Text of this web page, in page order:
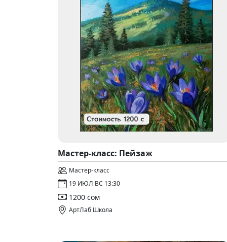
Мастер-класс: Пейзаж
Мастер-класс
19 ИЮЛ ВС 13:30
1200 сом
АртЛаб Школа